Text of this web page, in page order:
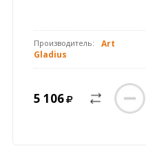
Производитель:
Art
Gladius
5 106